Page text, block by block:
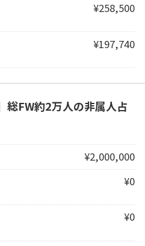
¥258,500
¥197,740
総FW約2万人の非属人占
¥2,000,000
¥0
¥0